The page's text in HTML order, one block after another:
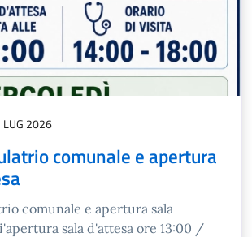
LUG 2026
comunale e apertura
comunale e apertura sala
sala d'attesa ore 13:00 /